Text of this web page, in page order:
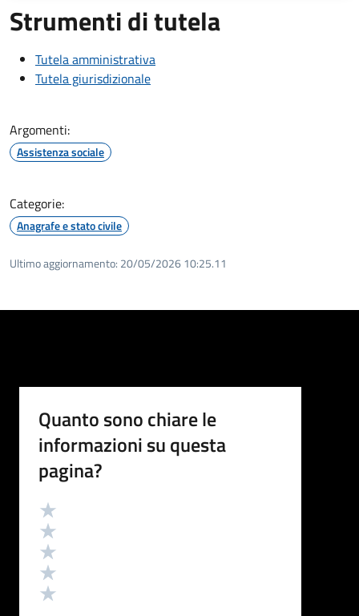
Strumenti di tutela
Tutela amministrativa
Tutela giurisdizionale
Argomenti:
Assistenza sociale
Categorie:
Anagrafe e stato civile
Ultimo aggiornamento: 20/05/2026 10:25.11
Quanto sono chiare le
informazioni su questa
pagina?
Valutazione